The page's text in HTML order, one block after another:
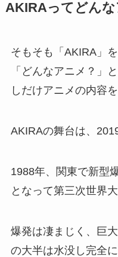
AKIRAってどんな
そもそも「AKIRA」
「どんなアニメ？」
しだけアニメの内容
AKIRAの舞台は、
1988年、関東で新型
となって第三次世界
爆発は凄まじく、巨
の大半は水没し完全